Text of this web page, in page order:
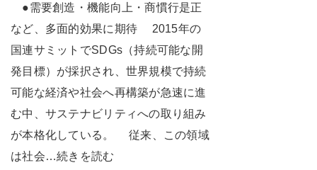
●需要創造・機能向上・商慣行是正
など、多面的効果に期待 2015年の
国連サミットでSDGs（持続可能な開
発目標）が採択され、世界規模で持続
可能な経済や社会へ再構築が急速に進
む中、サステナビリティへの取り組み
が本格化している。 従来、この領域
は社会…続きを読む